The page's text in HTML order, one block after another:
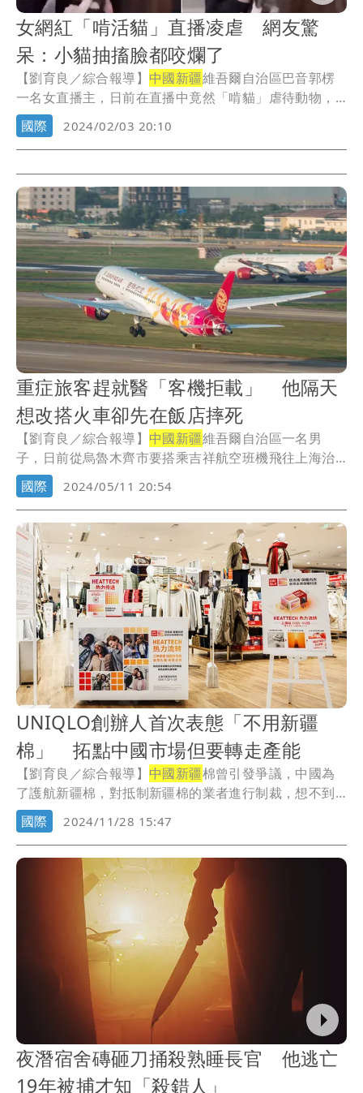
女網紅「啃活貓」直播凌虐 網友驚
呆：小貓抽搐臉都咬爛了
【劉育良／綜合報導】 中國新疆維吾爾自治區巴音郭楞
一名女直播主，日前在直播中竟然「啃貓」虐待動物，
她事...
國際 2024/02/03 20:10
重症旅客趕就醫「客機拒載」 他隔天
想改搭火車卻先在飯店摔死
【劉育良／綜合報導】 中國新疆維吾爾自治區一名男
子，日前從烏魯木齊市要搭乘吉祥航空班機飛往上海治
病，結...
國際 2024/05/11 20:54
UNIQLO創辦人首次表態「不用新疆
棉」 拓點中國市場但要轉走產能
【劉育良／綜合報導】 中國新疆棉曾引發爭議，中國為
了護航新疆棉，對抵制新疆棉的業者進行制裁，想不到
日本...
國際 2024/11/28 15:47
夜潛宿舍磚砸刀捅殺熟睡長官 他逃亡
19年被捕才知「殺錯人」